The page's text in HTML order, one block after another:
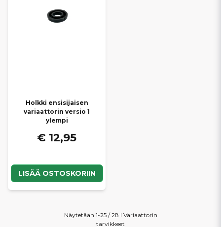
Holkki ensisijaisen
variaattorin versio 1
ylempi
€ 12,95
LISÄÄ OSTOSKORIIN
Näytetään 1-25 / 28 i Variaattorin
tarvikkeet